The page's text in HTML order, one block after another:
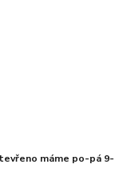
máme po-pá 9-